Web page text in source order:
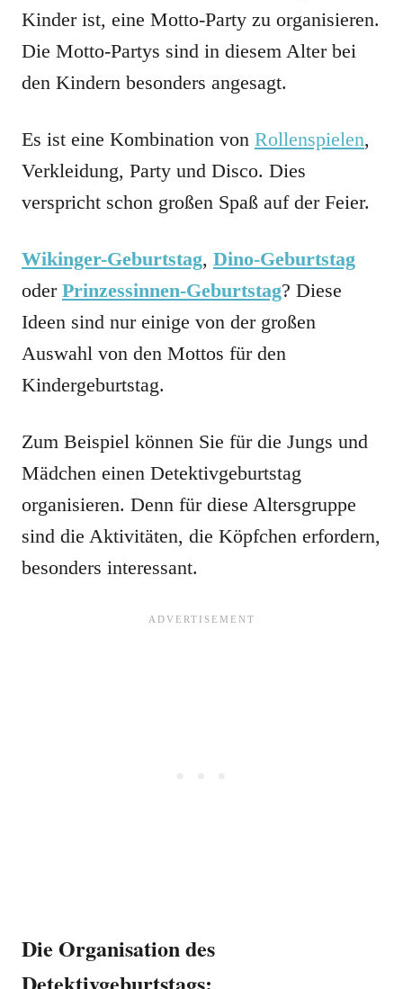
Kinder ist, eine Motto-Party zu organisieren.
Die Motto-Partys sind in diesem Alter bei
den Kindern besonders angesagt.
Es ist eine Kombination von Rollenspielen,
Verkleidung, Party und Disco. Dies
verspricht schon großen Spaß auf der Feier.
Wikinger-Geburtstag, Dino-Geburtstag
oder Prinzessinnen-Geburtstag? Diese
Ideen sind nur einige von der großen
Auswahl von den Mottos für den
Kindergeburtstag.
Zum Beispiel können Sie für die Jungs und
Mädchen einen Detektivgeburtstag
organisieren. Denn für diese Altersgruppe
sind die Aktivitäten, die Köpfchen erfordern,
besonders interessant.
Die Organisation des